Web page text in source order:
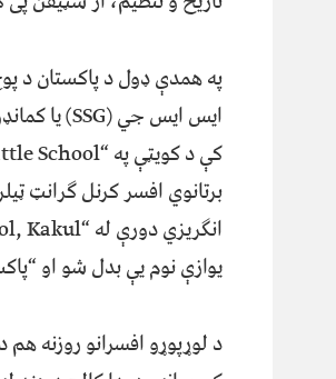
په همدې ډول د پاکستان د
برتانوي افسر کرنل ګرانټ
یوازې نوم یې بدل شو او
د لوړپوړو افسرانو روزنه